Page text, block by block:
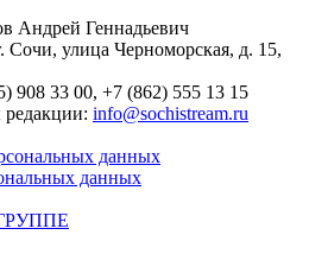
Андрей Геннадьевич
Сочи, улица Черноморская, д. 15,
908 33 00, +7 (862) 555 13 15
info@sochistream.ru
данных
данных